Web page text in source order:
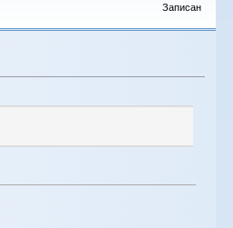
Записан